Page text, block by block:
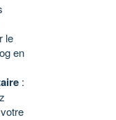
le
en
: